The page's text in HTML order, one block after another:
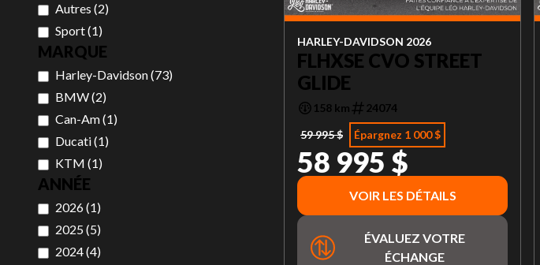
Autres (2)
Sport(1)
MARQUE
Harley-Davidson(73)
BMW(2)
Can-Am(1)
Ducati(1)
KTM (1)
ANNÉE
2026(1)
2025 (5)
2024(4)
HARLEY-DAVIDSON 2026
FLHXSE CVO STREET
GLIDE
158 km
24074
59 995 $
Épargnez 1 000 $
58 995 $
VOIR LES DÉTAILS
ÉVALUEZ VOTRE
ÉCHANGE